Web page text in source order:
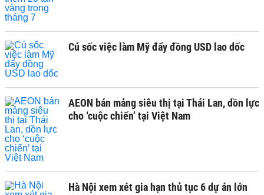
Cú sốc việc làm Mỹ đẩy đồng USD lao dốc
AEON bán mảng siêu thị tại Thái Lan, dồn lực
cho ‘cuộc chiến’ tại Việt Nam
Hà Nội xem xét gia hạn thủ tục 6 dự án lớn